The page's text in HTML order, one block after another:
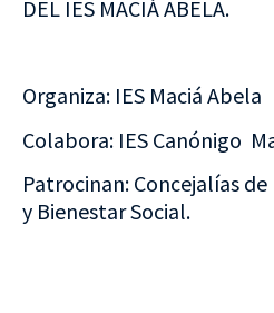
DEL IES MACIÁ ABELA.
Organiza: IES Maciá Abela
Colabora: IES Canónigo
Patrocinan: Concejalías
y Bienestar Social.